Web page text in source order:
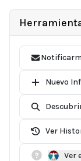
Nuevo
Ver
Ver